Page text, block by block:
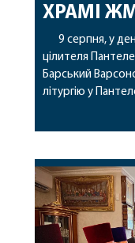
ХРАМІ
9 серпня, у
цілителя
Барський
літургію у
Жмеринки.
часткою її
Варсонофію
архімандрит
Жмеринського
Коромчевський,